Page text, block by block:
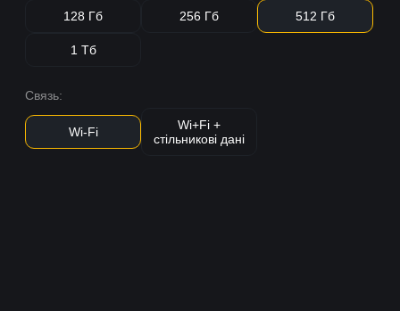
128 Гб 256 Гб 512 Гб
1 Тб
Связь:
Wi-Fi
Wi+Fi +
стільникові дані